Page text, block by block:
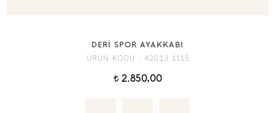
DERİ SPOR AYAKKABI
ÜRÜN KODU : 42013 1115
t2.850,00